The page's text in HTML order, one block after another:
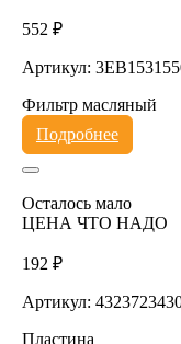
552 ₽
Артикул:
Фильтр масляный
Подробнее
Осталось мало
ЦЕНА ЧТО НАДО
192 ₽
Артикул:
Пластина